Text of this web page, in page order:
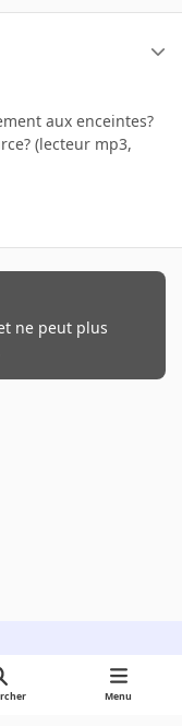
aux enceintes?
(lecteur mp3,
ne peut plus
Menu